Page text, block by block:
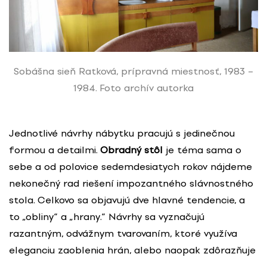
Sobášna sieň Ratková, prípravná miestnosť, 1983 –
1984. Foto archív autorka
Jednotlivé návrhy nábytku pracujú s jedinečnou
formou a detailmi. Obradný stôl je téma sama o
sebe a od polovice sedemdesiatych rokov nájdeme
nekonečný rad riešení impozantného slávnostného
stola. Celkovo sa objavujú dve hlavné tendencie, a
to „obliny“ a „hrany.“ Návrhy sa vyznačujú
razantným, odvážnym tvarovaním, ktoré využíva
eleganciu zaoblenia hrán, alebo naopak zdôrazňuje